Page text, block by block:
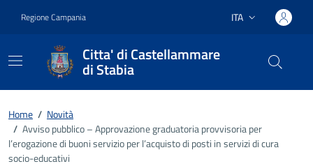
Regione Campania Lingua attiva:
ITA
Citta' di Castellammare
di Stabia
Home / Novità
/ Avviso pubblico – Approvazione graduatoria provvisoria per
l’erogazione di buoni servizio per l’acquisto di posti in servizi di cura
socio-educativi